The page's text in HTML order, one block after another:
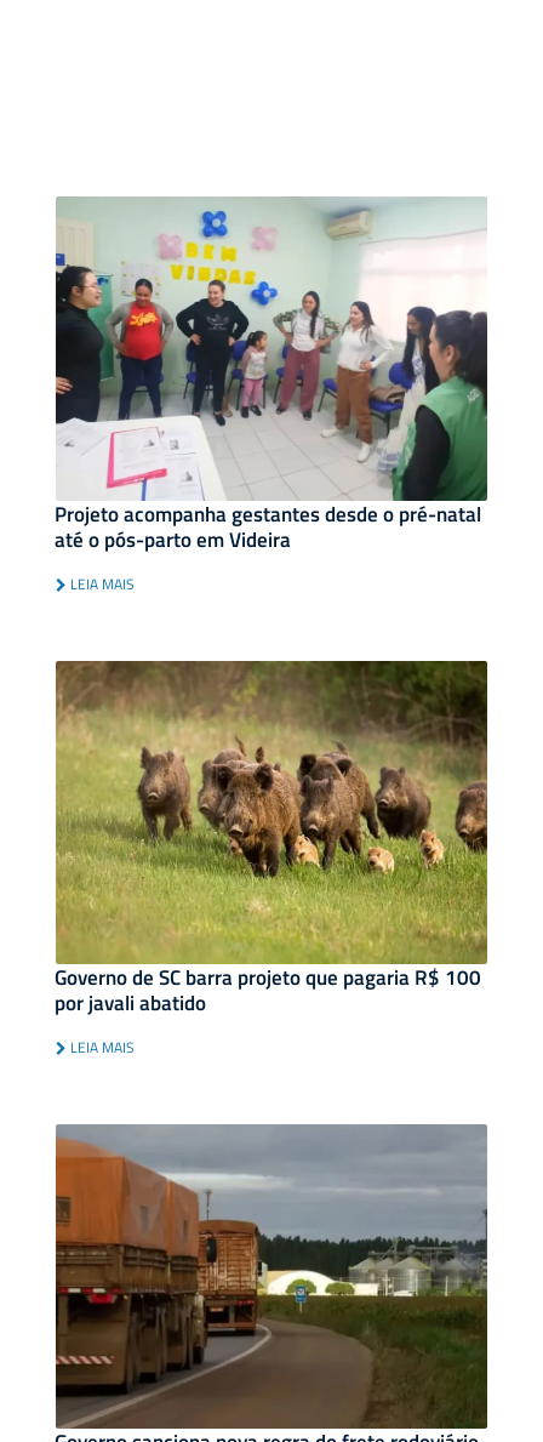
Projeto acompanha gestantes desde o pré-natal
até o pós-parto em Videira
LEIA MAIS
Governo de SC barra projeto que pagaria R$ 100
por javali abatido
LEIA MAIS